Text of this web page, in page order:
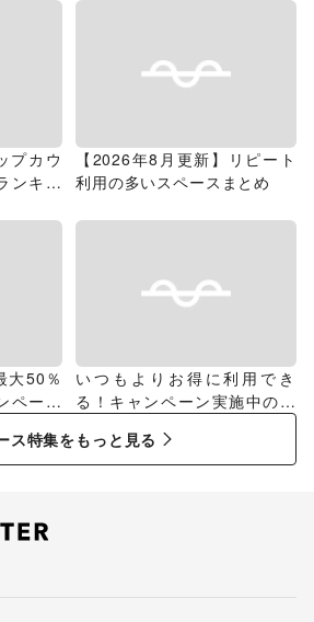
プカウ
ンキン
【2026年8月更新】リピート
利用の多いスペースまとめ
大50％
ペーン
いつもよりお得に利用でき
る！キャンペーン実施中のス
ス特集をもっと見る